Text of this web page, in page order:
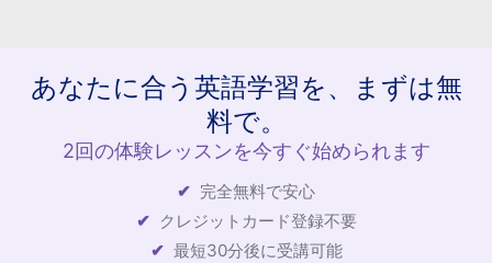
あなたに合う英語学習を、まずは無
料で。
2回の体験レッスンを今すぐ始められます
完全無料で安心
クレジットカード登録不要
最短30分後に受講可能